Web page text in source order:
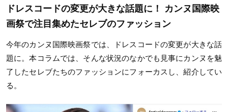
ドレスコードの変更が大きな話題に！ カンヌ国際映
画祭で注目集めたセレブのファッション
今年のカンヌ国際映画祭では、ドレスコードの変更が大きな話
題に。本コラムでは、そんな状況のなかでも見事にカンヌを魅
了したセレブたちのファッションにフォーカスし、紹介してい
る。